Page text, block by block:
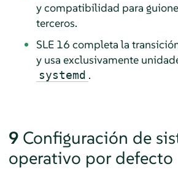
y compatibilidad para
terceros.
SLE 16 completa la
y usa exclusivamente
systemd .
9 Configuración de
operativo por defecto